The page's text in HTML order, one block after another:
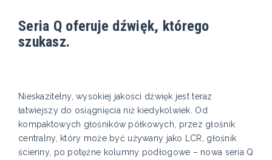
Seria Q oferuje dźwięk, którego
szukasz.
Nieskazitelny, wysokiej jakości dźwięk jest teraz
łatwiejszy do osiągnięcia niż kiedykolwiek. Od
kompaktowych głośników półkowych, przez głośnik
centralny, który może być używany jako LCR, głośnik
ścienny, po potężne kolumny podłogowe – nowa seria Q